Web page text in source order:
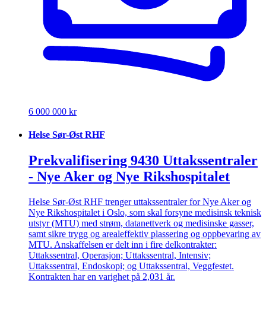
6 000 000 kr
Helse Sør-Øst RHF
Prekvalifisering 9430 Uttakssentraler
- Nye Aker og Nye Rikshospitalet
Helse Sør-Øst RHF trenger uttakssentraler for Nye Aker og
Nye Rikshospitalet i Oslo, som skal forsyne medisinsk teknisk
utstyr (MTU) med strøm, datanettverk og medisinske gasser,
samt sikre trygg og arealeffektiv plassering og oppbevaring av
MTU. Anskaffelsen er delt inn i fire delkontrakter:
Uttakssentral, Operasjon; Uttakssentral, Intensiv;
Uttakssentral, Endoskopi; og Uttakssentral, Veggfestet.
Kontrakten har en varighet på 2,031 år.